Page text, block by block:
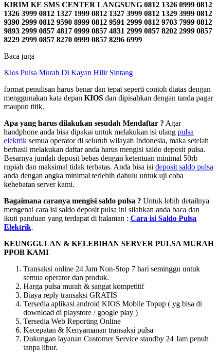
KIRIM KE SMS CENTER LANGSUNG 0812 1326 0999 0812
1326 3999 0812 1327 1999 0812 1327 3999 0812 1329 3999 0812
9390 2999 0812 9590 8999 0812 9591 2999 0812 9703 7999 0812
9893 2999 0857 4817 0999 0857 4831 2999 0857 8202 2999 0857
8229 2999 0857 8270 0999 0857 8296 6999
Baca juga
Kios Pulsa Murah Di Kayan Hilir Sintang
format penulisan harus benar dan tepat seperti contoh diatas dengan
menggunakan kata depan KIOS dan dipisahkan dengan tanda pagar
maupun titik.
Apa yang harus dilakukan sesudah Mendaftar ? Agar
handphone anda bisa dipakai untuk melakukan isi ulang pulsa
elektrik semua operator di seluruh wilayah Indonesia, maka setelah
berhasil melakukan daftar anda harus mengisi saldo deposit pulsa.
Besarnya jumlah deposit bebas dengan ketentuan minimal 50rb
rupiah dan maksimal tidak terbatas. Anda bisa isi deposit saldo pulsa
anda dengan angka minimal terlebih dahulu untuk uji coba
kehebatan server kami.
Bagaimana caranya mengisi saldo pulsa ? Untuk lebih detailnya
mengenai cara isi saldo deposit pulsa ini silahkan anda baca dan
ikuti panduan yang terdapat di halaman : Cara isi Saldo Pulsa
Elektrik.
KEUNGGULAN & KELEBIHAN SERVER PULSA MURAH
PPOB KAMI
Transaksi online 24 Jam Non-Stop 7 hari seminggu untuk
semua operator dan produk.
Harga pulsa murah & sangat kompetitif
Biaya reply transaksi GRATIS
Tersedia aplikasi android KIOS Mobile Topup ( yg bisa di
download di playstore / google play )
Tersedia Web Reporting Online
Kecepatan & Kenyamanan transaksi pulsa
Dukungan layanan Customer Service standby 24 Jam penuh
tanpa libur.